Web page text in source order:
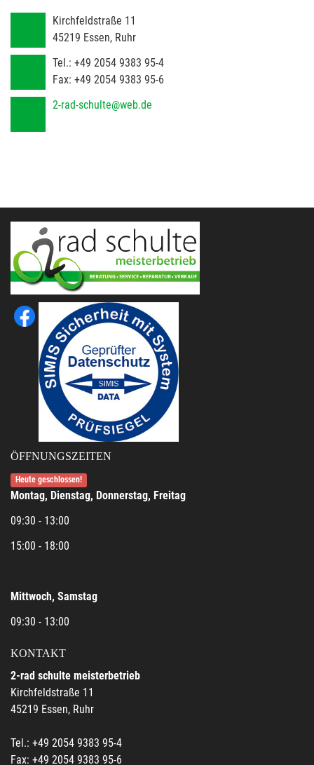
Kirchfeldstraße 11
45219 Essen, Ruhr
Tel.: +49 2054 9383 95-4
Fax: +49 2054 9383 95-6
2-rad-schulte@web.de
ÖFFNUNGSZEITEN
Heute geschlossen!
Montag, Dienstag, Donnerstag, Freitag
09:30 - 13:00
15:00 - 18:00
Mittwoch, Samstag
09:30 - 13:00
KONTAKT
2-rad schulte meisterbetrieb
Kirchfeldstraße 11
45219 Essen, Ruhr
Tel.: +49 2054 9383 95-4
Fax: +49 2054 9383 95-6